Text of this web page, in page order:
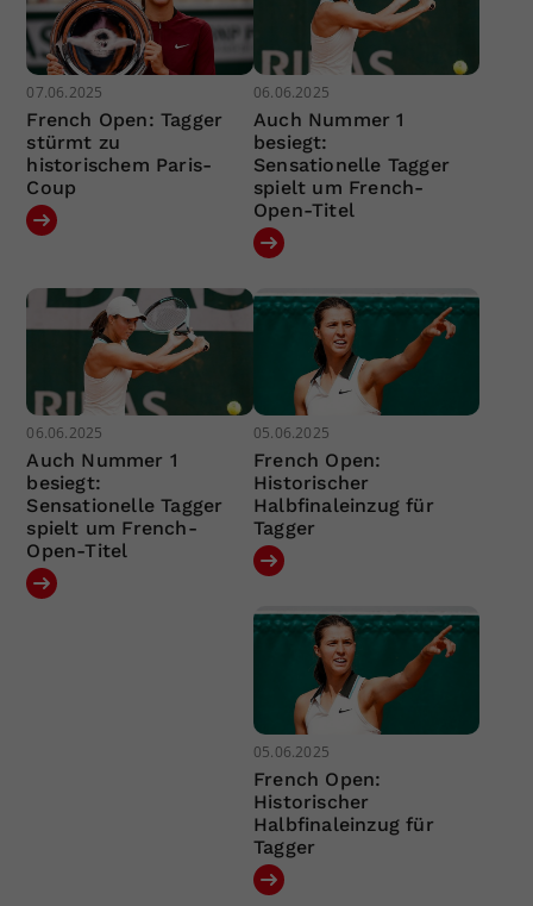
07.06.2025
French Open: Tagger
stürmt zu
historischem Paris-
Coup
06.06.2025
Auch Nummer 1
besiegt:
Sensationelle Tagger
spielt um French-
Open-Titel
06.06.2025
Auch Nummer 1
besiegt:
Sensationelle Tagger
spielt um French-
Open-Titel
05.06.2025
French Open:
Historischer
Halbfinaleinzug für
Tagger
05.06.2025
French Open:
Historischer
Halbfinaleinzug für
Tagger